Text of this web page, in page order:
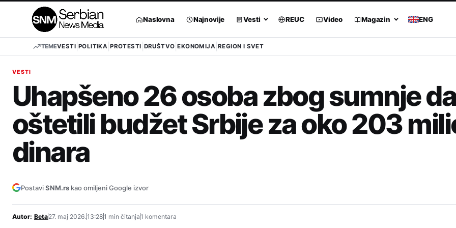
Naslovna Najnovije Vesti REUC Video Magazin ENG
TEMEVESTI POLITIKA PROTESTI DRUŠTVO EKONOMIJA REGION I SVET
VESTI
Uhapšeno 26 osoba zbog sumnje
oštetili budžet Srbije za oko 203
dinara
PostaviSNM.rs kao omiljeni Google izvor
Autor: Beta27. maj 2026.13:281 min čitanja1 komentara